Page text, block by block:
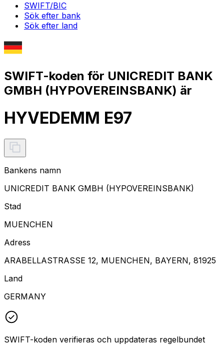
SWIFT/BIC
Sök efter bank
Sök efter land
SWIFT-koden för UNICREDIT BANK
GMBH (HYPOVEREINSBANK) är
HYVEDEMM E97
Bankens namn
UNICREDIT BANK GMBH (HYPOVEREINSBANK)
Stad
MUENCHEN
Adress
ARABELLASTRASSE 12, MUENCHEN, BAYERN, 81925
Land
GERMANY
SWIFT-koden verifieras och uppdateras regelbundet